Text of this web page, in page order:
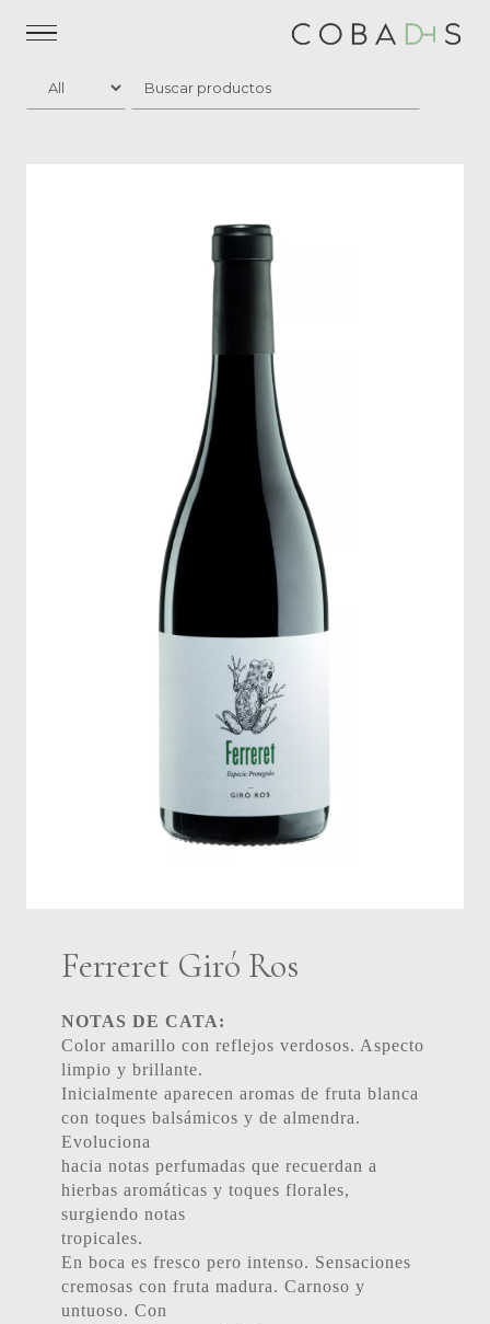
Ferreret Giró Ros
NOTAS DE CATA:
Color amarillo con reflejos verdosos. Aspecto
limpio y brillante.
Inicialmente aparecen aromas de fruta blanca
con toques balsámicos y de almendra.
Evoluciona
hacia notas perfumadas que recuerdan a
hierbas aromáticas y toques florales,
surgiendo notas
tropicales.
En boca es fresco pero intenso. Sensaciones
cremosas con fruta madura. Carnoso y
untuoso. Con